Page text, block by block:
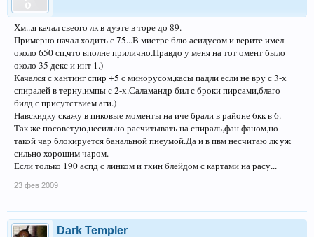
Хм...я качал свеого лк в дуэте в торе до 89.
Примерно начал ходить с 75...В мистре блю асидусом и верите имел
около 650 сп,что вполне прилично.Правдо у меня на тот омент было
около 35 декс и инт 1.)
Качался с хантинг спир +5 с минорусом,касы падли если не вру с 3-х
спиралей в терну,импы с 2-х.Саламандр бил с броки пирсами,благо
билд с присутствием аги.)
Навскидку скажу в пиковые моменты на иче брали в районе 6кк в 6.
Так же посоветую,несильно расчитывать на спираль,фан фаном,но
такой чар блокируется банальной пнеумой.Да и в пвм несчитаю лк уж
сильно хорошим чаром.
Если только 190 аспд с линком и тхин блейдом с картами на расу...
23 фев 2009
Dark Templer